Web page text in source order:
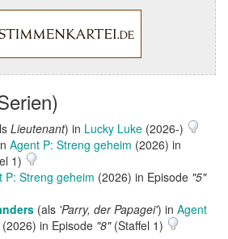
Lieutenant) in Lucky Luke (2026-)
Agent P: Streng geheim (2026) in
1)
P: Streng geheim (2026) in Episode "5"
(als 'Parry, der Papagei') in Agent
(2026) in Episode "8"(Staffel 1)